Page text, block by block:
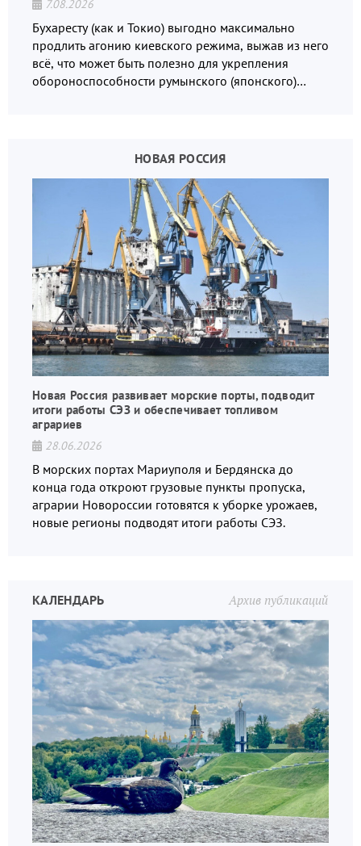
7.08.2026
Бухаресту (как и Токио) выгодно максимально
продлить агонию киевского режима, выжав из него
всё, что может быть полезно для укрепления
обороноспособности румынского (японского)
НОВАЯ РОССИЯ
Новая Россия развивает морские порты, подводит
итоги работы СЭЗ и обеспечивает топливом
аграриев
28.06.2026
В морских портах Мариуполя и Бердянска до
конца года откроют грузовые пункты пропуска,
аграрии Новороссии готовятся к уборке урожаев,
новые регионы подводят итоги работы СЭЗ.
Архив публикаций
КАЛЕНДАРЬ